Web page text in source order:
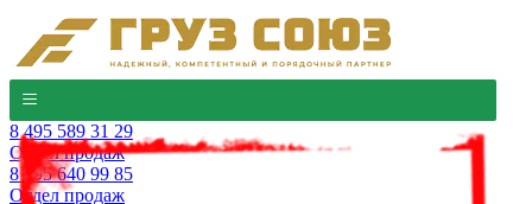
8 495 589 31 29
Отдел продаж
8 495 640 99 85
Отдел продаж